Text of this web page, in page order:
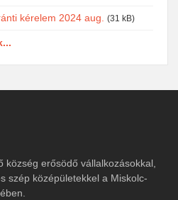
kérelem 2024 aug. (31 kB)
község erősödő vállalkozásokkal,
szép középületekkel a Miskolc-